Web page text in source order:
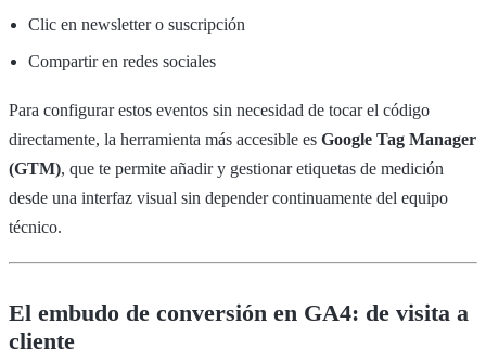
Clic en newsletter o suscripción
Compartir en redes sociales
Para configurar estos eventos sin necesidad de tocar el código
directamente, la herramienta más accesible es Google Tag Manager
(GTM), que te permite añadir y gestionar etiquetas de medición
desde una interfaz visual sin depender continuamente del equipo
técnico.
El embudo de conversión en GA4: de visita a
cliente